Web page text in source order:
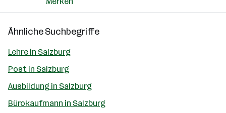
Ähnliche Suchbegriffe
Lehre in Salzburg
Post in Salzburg
Ausbildung in Salzburg
Bürokaufmann in Salzburg